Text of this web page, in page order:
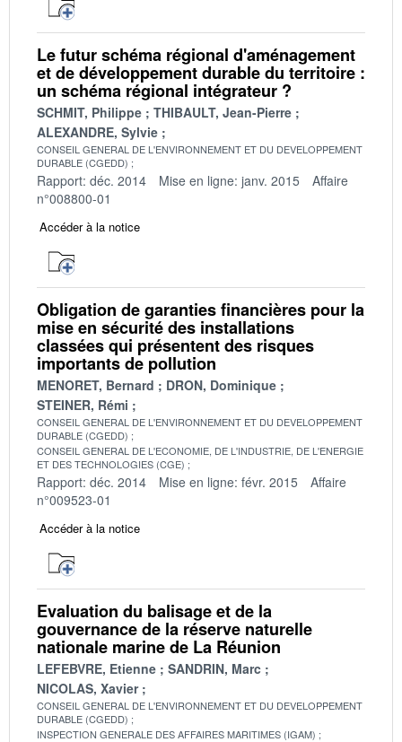
Le futur schéma régional d'aménagement
et de développement durable du territoire :
un schéma régional intégrateur ?
SCHMIT, Philippe
THIBAULT, Jean-Pierre
ALEXANDRE, Sylvie
CONSEIL GENERAL DE L'ENVIRONNEMENT ET DU DEVELOPPEMENT
DURABLE (CGEDD)
Rapport: déc. 2014 Mise en ligne: janv. 2015
Affaire
n°008800-01
Accéder à la notice
Obligation de garanties financières pour la
mise en sécurité des installations
classées qui présentent des risques
importants de pollution
MENORET, Bernard
DRON, Dominique
STEINER, Rémi
CONSEIL GENERAL DE L'ENVIRONNEMENT ET DU DEVELOPPEMENT
DURABLE (CGEDD)
CONSEIL GENERAL DE L'ECONOMIE, DE L'INDUSTRIE, DE L'ENERGIE
ET DES TECHNOLOGIES (CGE)
Rapport: déc. 2014 Mise en ligne: févr. 2015
Affaire
n°009523-01
Accéder à la notice
Evaluation du balisage et de la
gouvernance de la réserve naturelle
nationale marine de La Réunion
LEFEBVRE, Etienne
SANDRIN, Marc
NICOLAS, Xavier
CONSEIL GENERAL DE L'ENVIRONNEMENT ET DU DEVELOPPEMENT
DURABLE (CGEDD)
INSPECTION GENERALE DES AFFAIRES MARITIMES (IGAM)